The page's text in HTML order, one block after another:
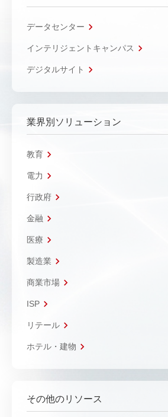
データセンター
インテリジェントキャンパス
デジタルサイト
業界別ソリューション
教育
電力
行政府
金融
医療
製造業
商業市場
ISP
リテール
ホテル・建物
その他のリソース